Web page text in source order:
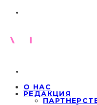
О НАС
РЕДАКЦИЯ